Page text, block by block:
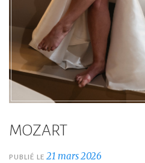
MOZART
PUBLIÉ LE 21 mars 2026